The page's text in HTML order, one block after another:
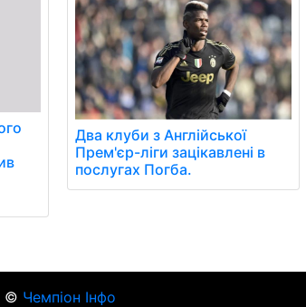
Два клуби з Англійської
Прем'єр-ліги зацікавлені в
послугах Погба.
© Чемпіон Інфо